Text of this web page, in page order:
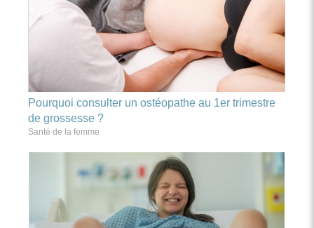
Pourquoi consulter un ostéopathe au 1er trimestre
de grossesse ?
Santé de la femme